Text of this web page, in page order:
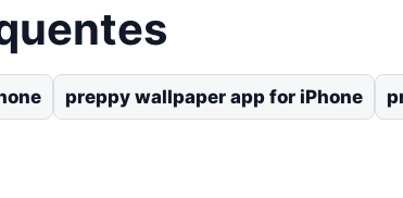
preppy wallpaper app for iPhone